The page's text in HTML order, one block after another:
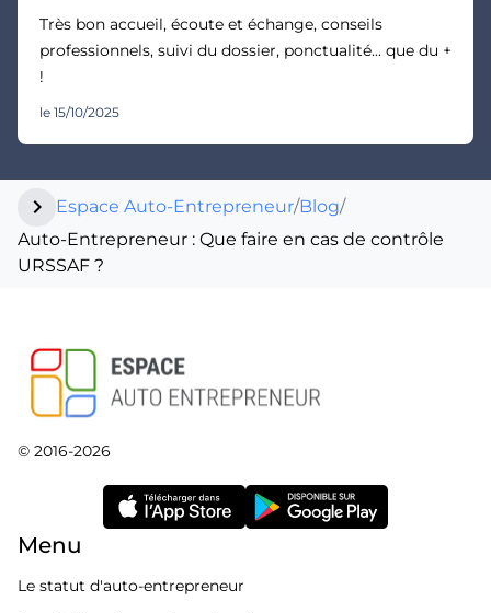
Très bon accueil, écoute et échange, conseils
professionnels, suivi du dossier, ponctualité... que du +
!
le 15/10/2025
chevron_right Espace Auto-Entrepreneur/Blog/
Auto-Entrepreneur : Que faire en cas de contrôle
URSSAF ?
© 2016-2026
Menu
Le statut d'auto-entrepreneur